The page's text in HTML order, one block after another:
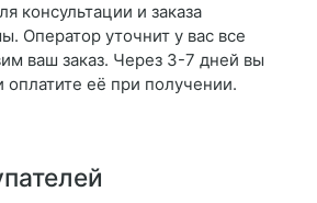
консультации и заказа
Оператор уточнит у вас все
ваш заказ. Через 3-7 дней вы
оплатите её при получении.